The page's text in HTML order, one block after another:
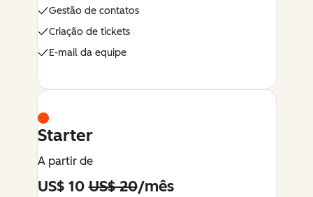
Gestão de contatos
Criação de tickets
E-mail da equipe
Starter
A partir de
US$ 10US$ 20/mês